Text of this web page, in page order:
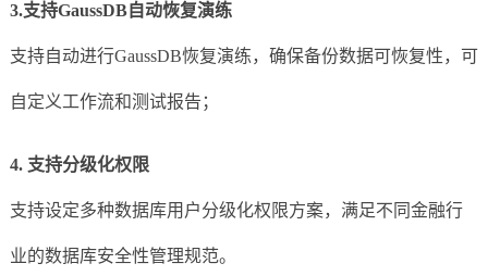
3.支持GaussDB自动恢复演练
支持自动进行GaussDB恢复演练，确保备份数据可恢复性，可
自定义工作流和测试报告；
4. 支持分级化权限
支持设定多种数据库用户分级化权限方案，满足不同金融行
业的数据库安全性管理规范。